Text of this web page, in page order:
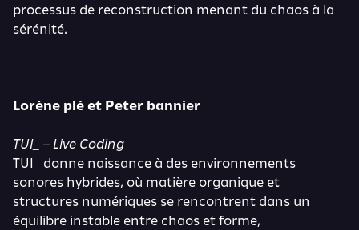
processus de reconstruction menant du chaos à la
sérénité.
Lorène plé et Peter bannier
TUI_ – Live Coding
TUI_ donne naissance à des environnements
sonores hybrides, où matière organique et
structures numériques se rencontrent dans un
équilibre instable entre chaos et forme,